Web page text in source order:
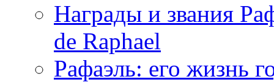
Награды и звания
de Raphael
Рафаэль: его жизнь